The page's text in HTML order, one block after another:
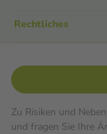
Rechtliches
Zu Risiken und
und fragen Sie Ihre